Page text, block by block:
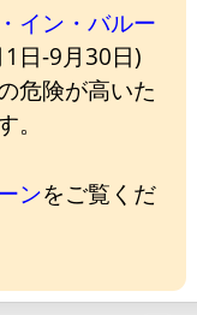
イン・バルー
日-9月30日)
危険が高いた
ンをご覧くだ